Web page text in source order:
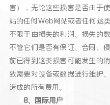
害），无论这些损害是否由于
站的任何Web网站或者任何这
不限于由损失的利润、损失的
不管它们是否有保证、合同、
前已得到这类损害可能发生的
致需要对设备或数据进行维护
造成的所有费用。
8、国际用户